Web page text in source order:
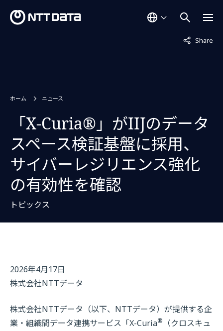
Share
非表示中
ホーム ニュース
「X-Curia®」がIIJのデータ
スペース検証基盤に採用、
サイバーレジリエンス強化
の有効性を確認
トピックス
2026年4月17日
株式会社NTTデータ
株式会社NTTデータ（以下、NTTデータ）が提供する企
業・組織間データ連携サービス「X-Curia®
（クロスキュ